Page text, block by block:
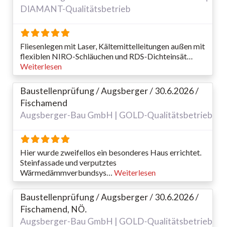
DIAMANT-Qualitätsbetrieb
Fliesenlegen mit Laser, Kältemittelleitungen außen mit
flexiblen NIRO-Schläuchen und RDS-Dichteinsät…
Weiterlesen
Baustellenprüfung / Augsberger / 30.6.2026 /
Fischamend
Augsberger-Bau GmbH | GOLD-Qualitätsbetrieb
Hier wurde zweifellos ein besonderes Haus errichtet.
Steinfassade und verputztes
Wärmedämmverbundsys… Weiterlesen
Baustellenprüfung / Augsberger / 30.6.2026 /
Fischamend, NÖ.
Augsberger-Bau GmbH | GOLD-Qualitätsbetrieb